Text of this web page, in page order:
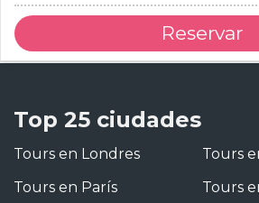
Reservar
Top 25 ciudades
Tours en Londres
Tours en París
Tours
Tours